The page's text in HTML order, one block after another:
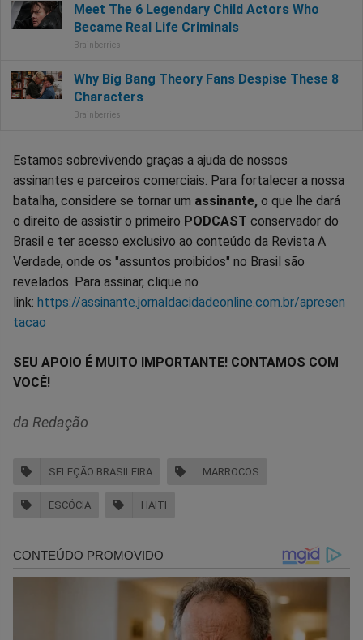
Estamos sobrevivendo graças a ajuda de nossos
assinantes e parceiros comerciais. Para fortalecer a nossa
batalha, considere se tornar um assinante, o que lhe dará
o direito de assistir o primeiro PODCAST conservador do
Brasil e ter acesso exclusivo ao conteúdo da Revista A
Verdade, onde os "assuntos proibidos" no Brasil são
revelados. Para assinar, clique no
link: https://assinante.jornaldacidadeonline.com.br/apresen
tacao
SEU APOIO É MUITO IMPORTANTE! CONTAMOS COM
VOCÊ!
da Redação
SELEÇÃO BRASILEIRA MARROCOS
ESCÓCIA HAITI